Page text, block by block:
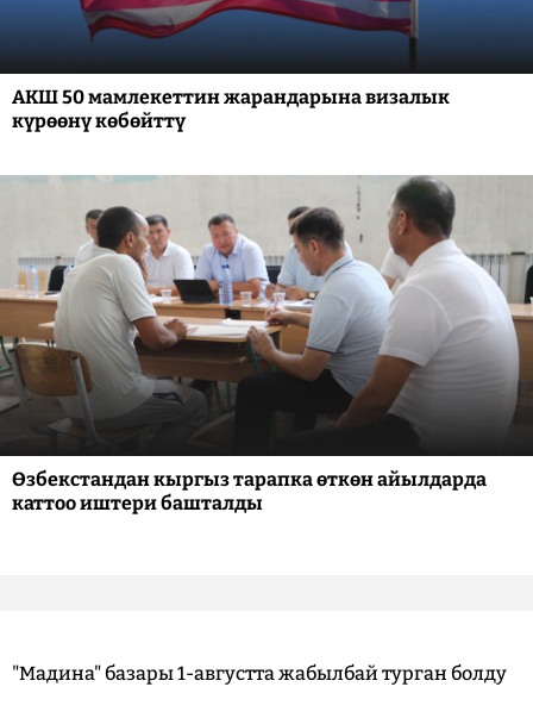
АКШ 50 мамлекеттин жарандарына визалык
күрөөнү көбөйттү
Өзбекстандан кыргыз тарапка өткөн айылдарда
каттоо иштери башталды
"Мадина" базары 1-августта жабылбай турган болду